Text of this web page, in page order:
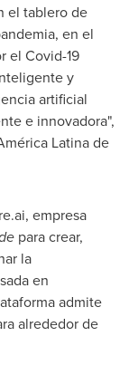
el tablero de
en el
el Covid-19
y
artificial
e innovadora",
Latina de
empresa
para crear,
la
en
admite
alrededor de